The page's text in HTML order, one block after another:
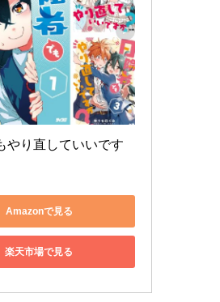
やり直していいです
Amazonで見る
楽天市場で見る